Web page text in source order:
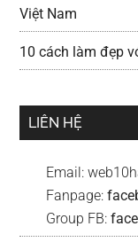
Việt Nam
10 cách làm đẹp
LIÊN HỆ
Email:
Fanpage:
Group FB: